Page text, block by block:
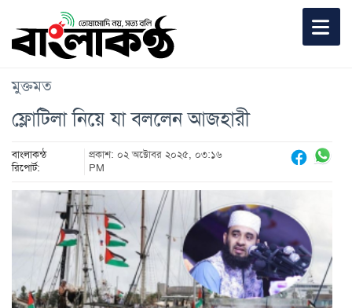
মুক্তমত
ফ্লোটিলা নিয়ে যা বললেন আজহারী
বাংলাকন্ঠ
রিপোর্ট:
প্রকাশ: ০২ অক্টোবর ২০২৫, ০৩:১৬
PM